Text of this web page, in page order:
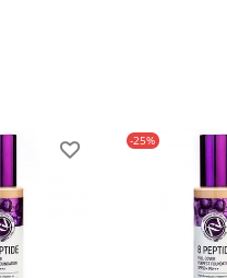
-25%